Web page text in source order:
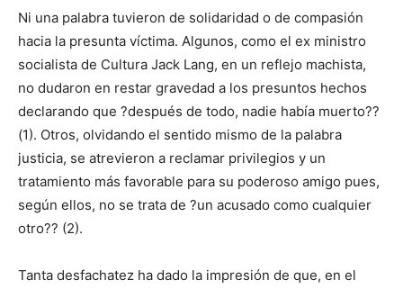
Ni una palabra tuvieron de solidaridad o de compasión
hacia la presunta víctima. Algunos, como el ex ministro
socialista de Cultura Jack Lang, en un reflejo machista,
no dudaron en restar gravedad a los presuntos hechos
declarando que ?después de todo, nadie había muerto??
(1). Otros, olvidando el sentido mismo de la palabra
justicia, se atrevieron a reclamar privilegios y un
tratamiento más favorable para su poderoso amigo pues,
según ellos, no se trata de ?un acusado como cualquier
otro?? (2).
Tanta desfachatez ha dado la impresión de que, en el